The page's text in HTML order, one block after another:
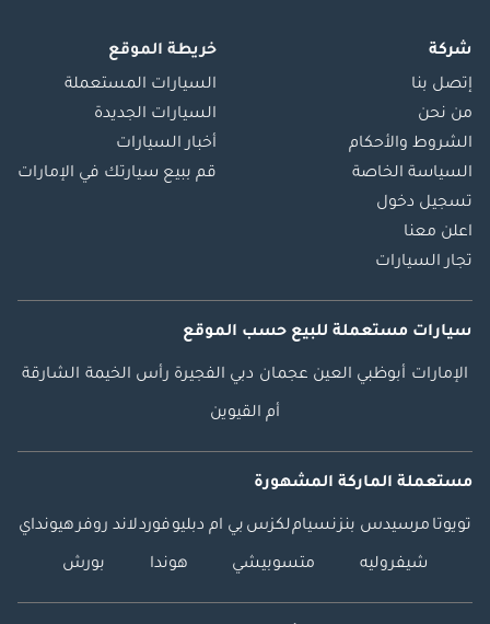
شركة
إتصل بنا
من نحن
الشروط والأحكام
السياسة الخاصة
تسجيل دخول
اعلن معنا
تجار السيارات
خريطة الموقع
السيارات المستعملة
السيارات الجديدة
أخبار السيارات
قم ببيع سيارتك في الإمارات
سيارات مستعملة للبيع حسب الموقع
الإمارات أبوظبي العين عجمان دبي الفجيرة رأس الخيمة الشارقة
أم القيوين
مستعملة الماركة المشهورة
تويوتا مرسيدس بنزنسياملكزس بي ام دبليوفوردلاند روفرهيونداي
شيفروليه متسوبيشي هوندا بورش